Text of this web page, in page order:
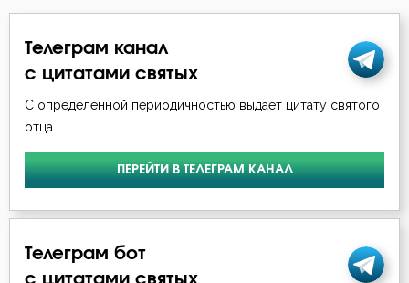
Телеграм канал
с цитатами святых
С определенной периодичностью выдает цитату святого
отца
ПЕРЕЙТИ В ТЕЛЕГРАМ КАНАЛ
Телеграм бот
с цитатами святых